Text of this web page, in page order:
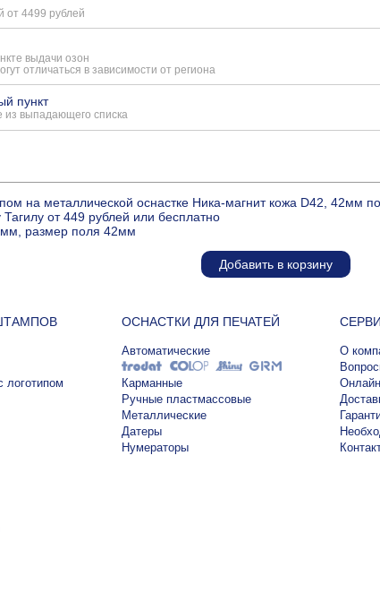
от 4499 рублей
выдачи озон
отличаться в зависимости от региона
пункт
из выпадающего списка
на металлической оснастке Ника-магнит кожа D42, 42мм
от 449 рублей или бесплатно
размер поля 42мм
Добавить в корзину
логотипом
ОСНАСТКИ ДЛЯ ПЕЧАТЕЙ
Автоматические
Карманные
Ручные пластмассовые
Металлические
Датеры
Нумераторы
О